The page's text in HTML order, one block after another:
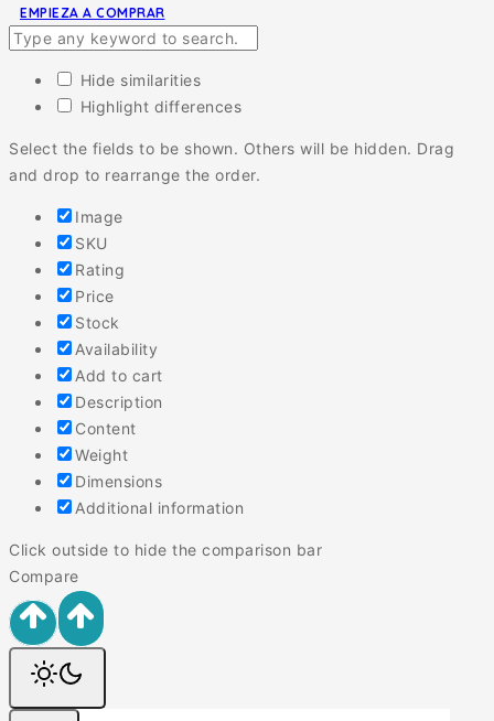
EMPIEZA A COMPRAR
Hide similarities
Highlight differences
Select the fields to be shown. Others will be hidden. Drag
and drop to rearrange the order.
Image
SKU
Rating
Price
Stock
Availability
Add to cart
Description
Content
Weight
Dimensions
Additional information
Click outside to hide the comparison bar
Compare